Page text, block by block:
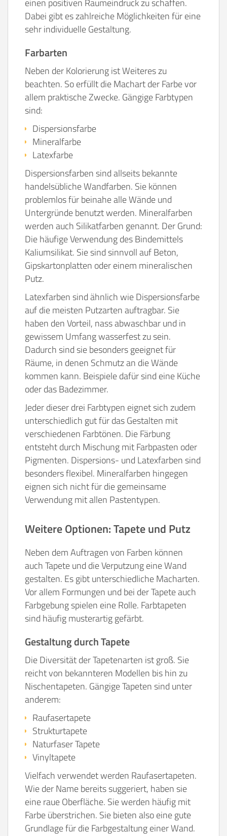
einen positiven Raumeindruck zu schaffen.
Dabei gibt es zahlreiche Möglichkeiten für eine
sehr individuelle Gestaltung.
Farbarten
Neben der Kolorierung ist Weiteres zu
beachten. So erfüllt die Machart der Farbe vor
allem praktische Zwecke. Gängige Farbtypen
sind:
Dispersionsfarbe
Mineralfarbe
Latexfarbe
Dispersionsfarben sind allseits bekannte
handelsübliche Wandfarben. Sie können
problemlos für beinahe alle Wände und
Untergründe benutzt werden. Mineralfarben
werden auch Silikatfarben genannt. Der Grund:
Die häufige Verwendung des Bindemittels
Kaliumsilikat. Sie sind sinnvoll auf Beton,
Gipskartonplatten oder einem mineralischen
Putz.
Latexfarben sind ähnlich wie Dispersionsfarbe
auf die meisten Putzarten auftragbar. Sie
haben den Vorteil, nass abwaschbar und in
gewissem Umfang wasserfest zu sein.
Dadurch sind sie besonders geeignet für
Räume, in denen Schmutz an die Wände
kommen kann. Beispiele dafür sind eine Küche
oder das Badezimmer.
Jeder dieser drei Farbtypen eignet sich zudem
unterschiedlich gut für das Gestalten mit
verschiedenen Farbtönen. Die Färbung
entsteht durch Mischung mit Farbpasten oder
Pigmenten. Dispersions- und Latexfarben sind
besonders flexibel. Mineralfarben hingegen
eignen sich nicht für die gemeinsame
Verwendung mit allen Pastentypen.
Weitere Optionen: Tapete und Putz
Neben dem Auftragen von Farben können
auch Tapete und die Verputzung eine Wand
gestalten. Es gibt unterschiedliche Macharten.
Vor allem Formungen und bei der Tapete auch
Farbgebung spielen eine Rolle. Farbtapeten
sind häufig musterartig gefärbt.
Gestaltung durch Tapete
Die Diversität der Tapetenarten ist groß. Sie
reicht von bekannteren Modellen bis hin zu
Nischentapeten. Gängige Tapeten sind unter
anderem:
Raufasertapete
Strukturtapete
Naturfaser Tapete
Vinyltapete
Vielfach verwendet werden Raufasertapeten.
Wie der Name bereits suggeriert, haben sie
eine raue Oberfläche. Sie werden häufig mit
Farbe überstrichen. Sie bieten also eine gute
Grundlage für die Farbgestaltung einer Wand.